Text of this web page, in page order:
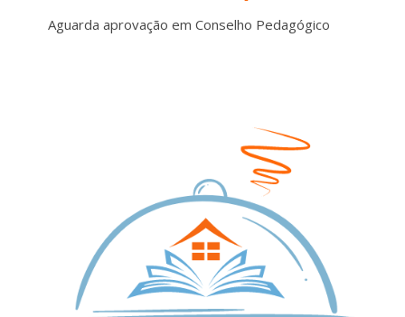
Aguarda aprovação em Conselho Pedagógico